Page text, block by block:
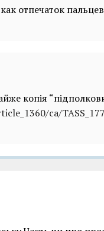
отпечаток
копія
ca/